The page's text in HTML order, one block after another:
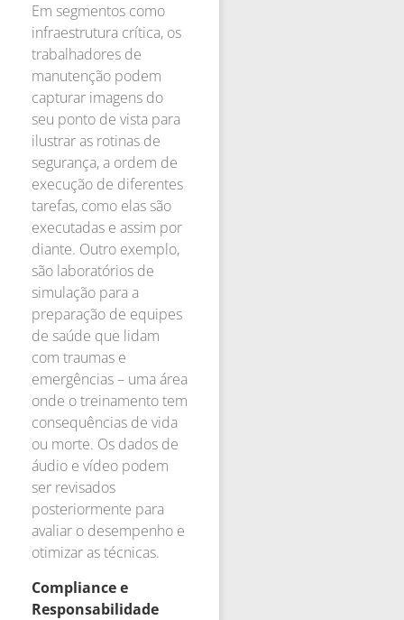
Em segmentos como
infraestrutura crítica, os
trabalhadores de
manutenção podem
capturar imagens do
seu ponto de vista para
ilustrar as rotinas de
segurança, a ordem de
execução de diferentes
tarefas, como elas são
executadas e assim por
diante. Outro exemplo,
são laboratórios de
simulação para a
preparação de equipes
de saúde que lidam
com traumas e
emergências – uma área
onde o treinamento tem
consequências de vida
ou morte. Os dados de
áudio e vídeo podem
ser revisados
posteriormente para
avaliar o desempenho e
otimizar as técnicas.
Compliance e
Responsabilidade